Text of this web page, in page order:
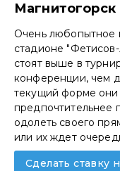
Очень любопытное
стадионе
стоят выше в
конференции, чем
текущий форме они
предпочтительнее
одолеть своего
или их ждет
Сделать ставку